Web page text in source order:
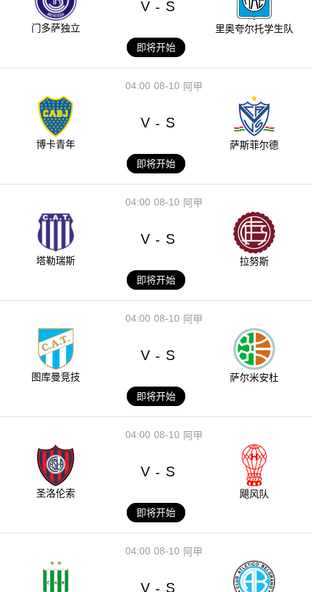
门多萨独立
V - S
里奥夸尔托学生队
即将开始
08-10
04:00 阿甲
博卡青年
V - S
萨斯菲尔德
即将开始
08-10
04:00 阿甲
塔勒瑞斯
V - S
拉努斯
即将开始
08-10
04:00 阿甲
图库曼竞技
V - S
萨尔米安杜
即将开始
08-10
04:00 阿甲
圣洛伦索
V - S
飓风队
即将开始
08-10
04:00 阿甲
V - S